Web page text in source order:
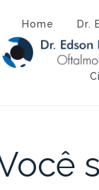
Home Dr.